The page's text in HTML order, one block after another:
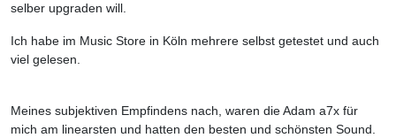
selber upgraden will.
Ich habe im Music Store in Köln mehrere selbst getestet und auch
viel gelesen.
Meines subjektiven Empfindens nach, waren die Adam a7x für
mich am linearsten und hatten den besten und schönsten Sound.